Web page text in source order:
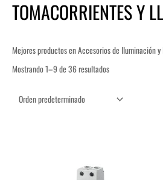
TOMACORRIENTES Y
Mejores productos en Accesorios de Iluminación
Mostrando 1–9 de 36 resultados